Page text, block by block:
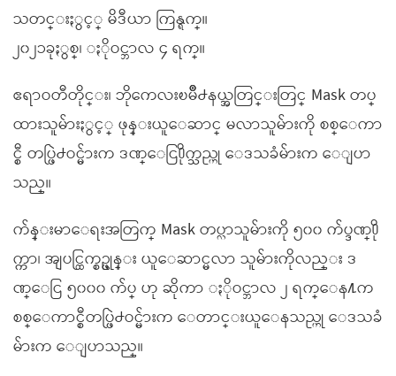
သတင္းႏွင့္ မိဒီယာ ကြန္ရက္။
၂၀၂၁ခုႏွစ္၊ ႏိုဝင္ဘာလ ၄ ရက္။
ဧရာဝတီတိုင္း၊ ဘိုကေလးၿမိဳ႕နယ္အတြင္းတြင္ Mask တပ္
ထားသူမ်ားႏွင့္ ဖုန္းယူေဆာင္ မလာသူမ်ားကို စစ္ေကာ
င္စီ တပ္ဖြဲ႕ဝင္မ်ားက ဒဏ္ေငြ႐ိုက္သည္ဟု ေဒသခံမ်ားက ေျပာ
သည္။
က်န္းမာေရးအတြက္ Mask တပ္လာသူမ်ားကို ၅၀၀ က်ပ္ဒဏ္႐ို
က္ကာ၊ အျပင္ထြက္စဥ္ဖုန္း ယူေဆာင္မလာ သူမ်ားကိုလည္း ဒ
ဏ္ေငြ ၅၀၀၀ က်ပ္ ဟု ဆိုကာ ႏိုဝင္ဘာလ ၂ ရက္ေန႔က
စစ္ေကာင္စီတပ္ဖြဲ႕ဝင္မ်ားက ေတာင္းယူေနသည္ဟု ေဒသခံ
မ်ားက ေျပာသည္။